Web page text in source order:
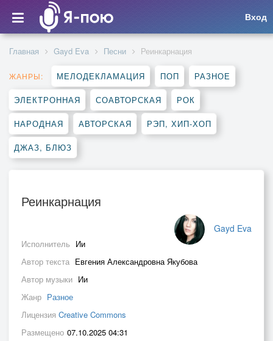
Вход
Главная Gayd Eva Песни Реинкарнация
ЖАНРЫ: МЕЛОДЕКЛАМАЦИЯ ПОП РАЗНОЕ
ЭЛЕКТРОННАЯ СОАВТОРСКАЯ РОК
НАРОДНАЯ АВТОРСКАЯ РЭП, ХИП-ХОП
ДЖАЗ, БЛЮЗ
Реинкарнация
Gayd Eva
Исполнитель Ии
Автор текста Евгения Александровна Якубова
Автор музыки Ии
Жанр Разное
Лицензия Creative Commons
Размещено 07.10.2025 04:31